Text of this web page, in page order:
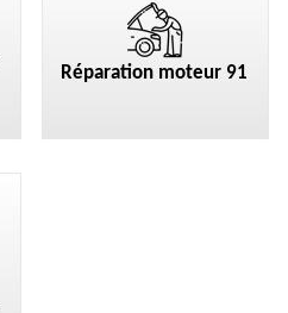
Réparation moteur 91